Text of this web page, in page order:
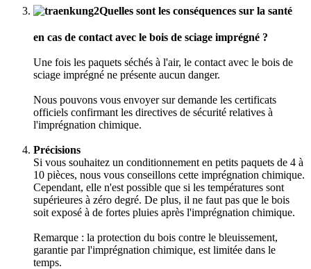
Quelles sont les conséquences sur la santé
en cas de contact avec le bois de sciage imprégné ?
Une fois les paquets séchés à l'air, le contact avec le bois de
sciage imprégné ne présente aucun danger.
Nous pouvons vous envoyer sur demande les certificats
officiels confirmant les directives de sécurité relatives à
l'imprégnation chimique.
Précisions
Si vous souhaitez un conditionnement en petits paquets de 4 à
10 pièces, nous vous conseillons cette imprégnation chimique.
Cependant, elle n'est possible que si les températures sont
supérieures à zéro degré. De plus, il ne faut pas que le bois
soit exposé à de fortes pluies après l'imprégnation chimique.
Remarque : la protection du bois contre le bleuissement,
garantie par l'imprégnation chimique, est limitée dans le
temps.